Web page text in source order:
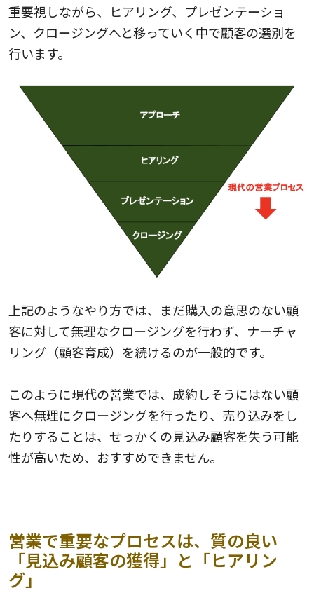
重要視しながら、ヒアリング、プレゼンテーショ
ン、クロージングへと移っていく中で顧客の選別を
行います。
上記のようなやり方では、まだ購入の意思のない顧
客に対して無理なクロージングを行わず、ナーチャ
リング（顧客育成）を続けるのが一般的です。
このように現代の営業では、成約しそうにはない顧
客へ無理にクロージングを行ったり、売り込みをし
たりすることは、せっかくの見込み顧客を失う可能
性が高いため、おすすめできません。
営業で重要なプロセスは、質の良い
「見込み顧客の獲得」と「ヒアリン
グ」